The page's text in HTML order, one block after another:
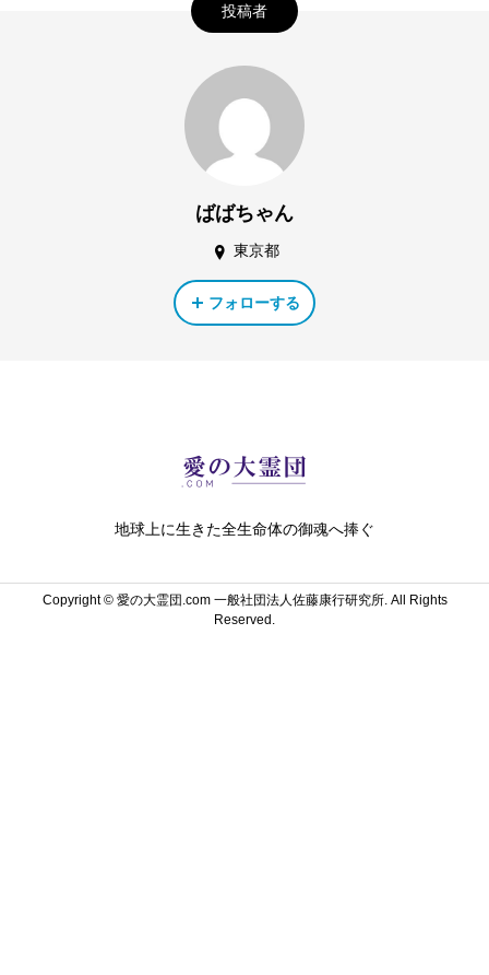
投稿者
ばばちゃん
東京都
フォローする
地球上に生きた全生命体の御魂へ捧ぐ
Copyright ©愛の大霊団.com 一般社団法人佐藤康行研究所. All Rights
Reserved.